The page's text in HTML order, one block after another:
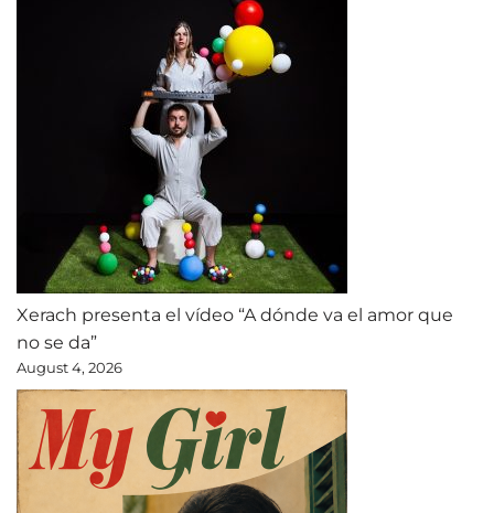
Xerach presenta el vídeo “A dónde va el amor que
no se da”
August 4, 2026